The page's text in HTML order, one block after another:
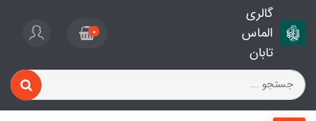
گالری
الماس
تابان
0